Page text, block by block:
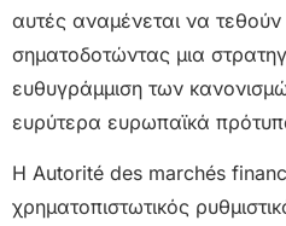
αυτές αναμένεται να
σηματοδοτώντας μια
ευθυγράμμιση των
ευρύτερα ευρωπαϊκά
Η Autorité des marchés
χρηματοπιστωτικός